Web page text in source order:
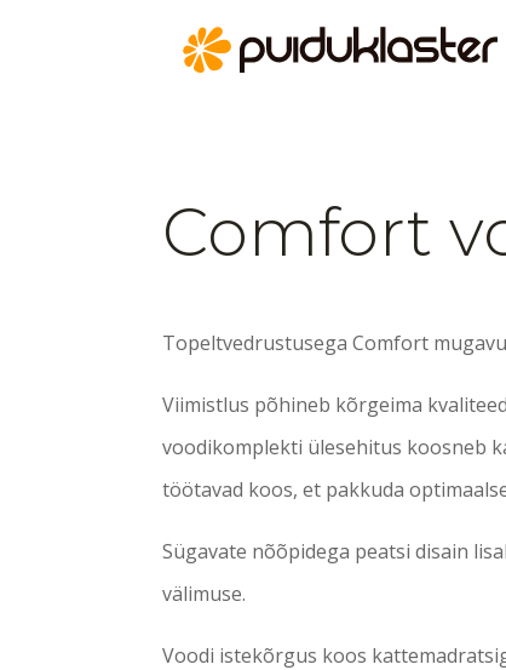
Comfort
Topeltvedrustusega Comfort
Viimistlus põhineb kõrgeima
voodikomplekti ülesehitus koosneb
töötavad koos, et pakkuda
Sügavate nõõpidega peatsi disain
välimuse.
Voodi istekõrgus koos